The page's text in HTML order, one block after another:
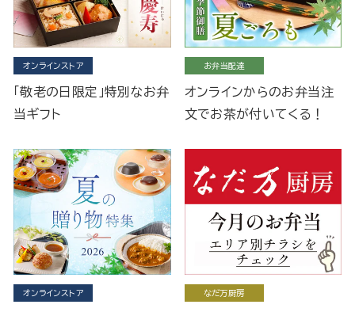
オンラインストア
「敬老の日限定」特別なお弁
当ギフト
お弁当配達
オンラインからのお弁当注
文でお茶が付いてくる！
オンラインストア なだ万厨房